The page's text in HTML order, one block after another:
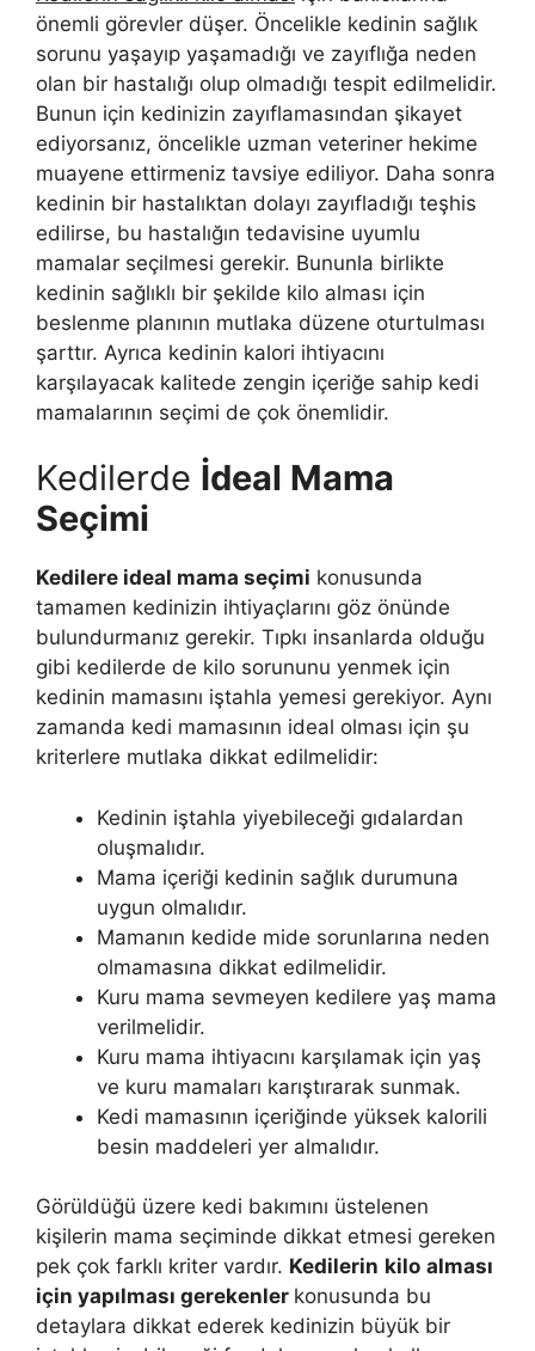
önemli görevler düşer. Öncelikle kedinin sağlık
sorunu yaşayıp yaşamadığı ve zayıflığa neden
olan bir hastalığı olup olmadığı tespit edilmelidir.
Bunun için kedinizin zayıflamasından şikayet
ediyorsanız, öncelikle uzman veteriner hekime
muayene ettirmeniz tavsiye ediliyor. Daha sonra
kedinin bir hastalıktan dolayı zayıfladığı teşhis
edilirse, bu hastalığın tedavisine uyumlu
mamalar seçilmesi gerekir. Bununla birlikte
kedinin sağlıklı bir şekilde kilo alması için
beslenme planının mutlaka düzene oturtulması
şarttır. Ayrıca kedinin kalori ihtiyacını
karşılayacak kalitede zengin içeriğe sahip kedi
mamalarının seçimi de çok önemlidir.
Kedilerde İdeal Mama
Seçimi
Kedilere ideal mama seçimi konusunda
tamamen kedinizin ihtiyaçlarını göz önünde
bulundurmanız gerekir. Tıpkı insanlarda olduğu
gibi kedilerde de kilo sorununu yenmek için
kedinin mamasını iştahla yemesi gerekiyor. Aynı
zamanda kedi mamasının ideal olması için şu
kriterlere mutlaka dikkat edilmelidir:
Kedinin iştahla yiyebileceği gıdalardan
oluşmalıdır.
Mama içeriği kedinin sağlık durumuna
uygun olmalıdır.
Mamanın kedide mide sorunlarına neden
olmamasına dikkat edilmelidir.
Kuru mama sevmeyen kedilere yaş mama
verilmelidir.
Kuru mama ihtiyacını karşılamak için yaş
ve kuru mamaları karıştırarak sunmak.
Kedi mamasının içeriğinde yüksek kalorili
besin maddeleri yer almalıdır.
Görüldüğü üzere kedi bakımını üstelenen
kişilerin mama seçiminde dikkat etmesi gereken
pek çok farklı kriter vardır. Kedilerin kilo alması
için yapılması gerekenler konusunda bu
detaylara dikkat ederek kedinizin büyük bir